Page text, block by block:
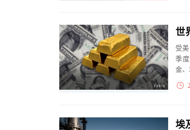
受
季
金
流